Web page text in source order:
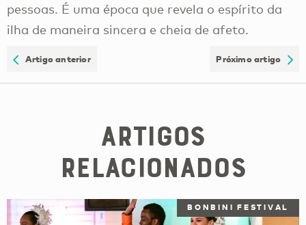
pessoas. É uma época que revela o espírito da
ilha de maneira sincera e cheia de afeto.
Artigo anterior Próximo artigo
Artigos
Relacionados
BONBINI FESTIVAL